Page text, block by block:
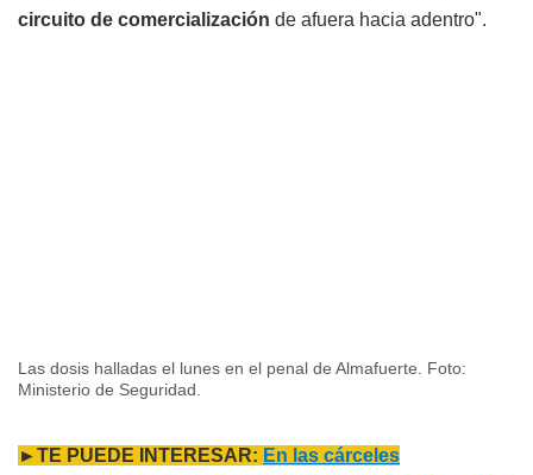
circuito de comercialización de afuera hacia adentro".
Las dosis halladas el lunes en el penal de Almafuerte. Foto:
Ministerio de Seguridad.
►TE PUEDE INTERESAR: En las cárceles